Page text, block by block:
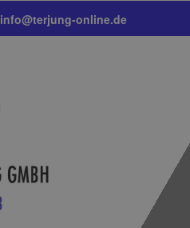
info@terjung-online.de